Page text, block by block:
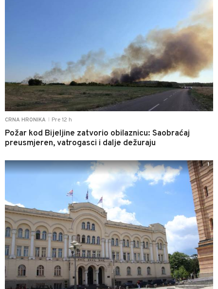
CRNA HRONIKA Pre 12 h
Požar kod Bijeljine zatvorio obilaznicu: Saobraćaj
preusmjeren, vatrogasci i dalje dežuraju
1